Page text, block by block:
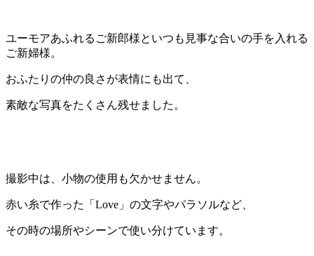
ユーモアあふれるご新郎様といつも見事な合いの手を入れる
ご新婦様。
おふたりの仲の良さが表情にも出て、
素敵な写真をたくさん残せました。
撮影中は、小物の使用も欠かせません。
赤い糸で作った「Love」の文字やパラソルなど、
その時の場所やシーンで使い分けています。